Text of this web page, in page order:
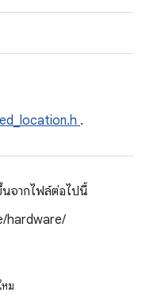
.
นจากไฟล์ต่อไปนี้
hardware/
ม